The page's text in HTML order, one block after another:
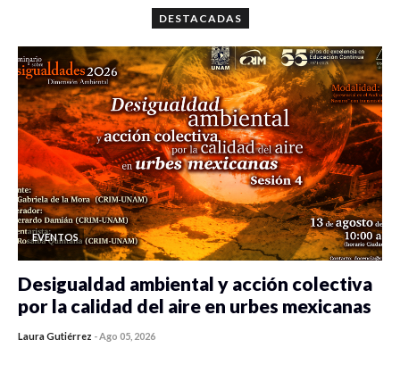
DESTACADAS
EVENTOS
Desigualdad ambiental y acción colectiva
por la calidad del aire en urbes mexicanas
Laura Gutiérrez -Ago 05, 2026